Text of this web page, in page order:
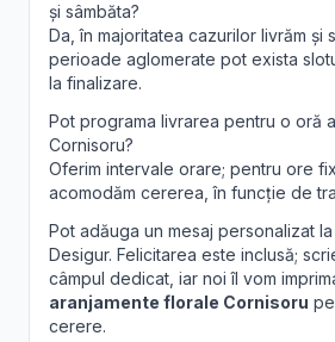
și sâmbăta?
Da, în majoritatea cazurilor livrăm și
perioade aglomerate pot exista
la finalizare.
Pot programa livrarea pentru o oră
Cornisoru?
Oferim intervale orare; pentru ore
acomodăm cererea, în funcție de
Pot adăuga un mesaj personalizat
Desigur. Felicitarea este inclusă;
câmpul dedicat, iar noi îl vom
aranjamente florale Cornisoru
cerere.